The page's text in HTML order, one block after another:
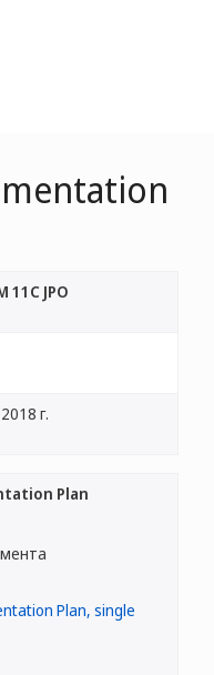
11C JPO
г.
Plan